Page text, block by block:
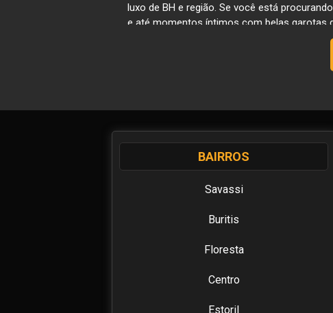
luxo de BH e região. Se você está
e até momentos íntimos com belas garotas
profissionais e também vídeos e fotos
expectativas e necessidades. A nossa
você a se cadastrar, fazer e ler
usuários. Além da busca por inovação e
temos anúncios de Garotas de Programa de
prazer? No BH Models você encontra! O BH
presenças vip e garotas de programa de
somos o mais conhecido site de anúncios
disponíveis para você se divertir com muito
programa de perfis variados: temos garotas
acompanhantes de Belo Horizonte.
Sua segurança em primeiro
BAIRROS
Savassi
Buritis
Floresta
Centro
Estoril